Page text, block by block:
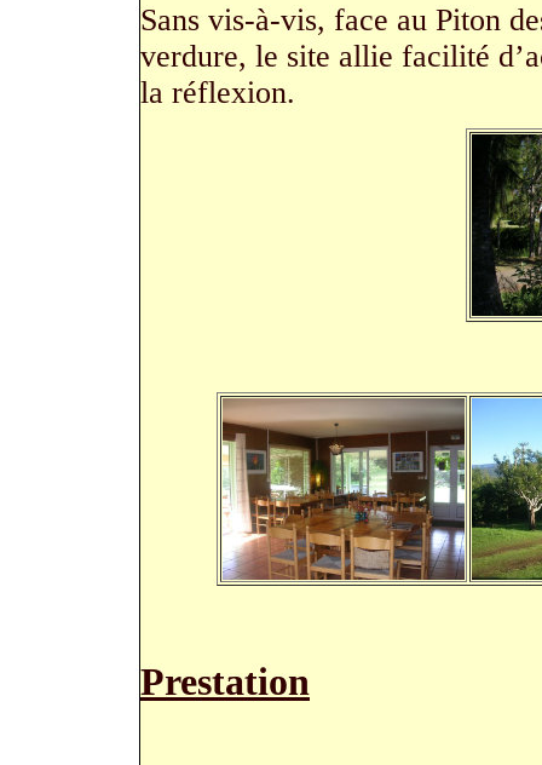
Sans vis-à-vis, face au Piton
verdure, le site allie facilité
la réflexion.
Prestation